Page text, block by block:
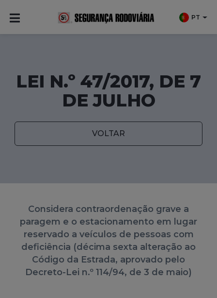
PT
LEI N.º 47/2017, DE 7
DE JULHO
VOLTAR
Considera contraordenação grave a
paragem e o estacionamento em lugar
reservado a veículos de pessoas com
deficiência (décima sexta alteração ao
Código da Estrada, aprovado pelo
Decreto-Lei n.º 114/94, de 3 de maio)